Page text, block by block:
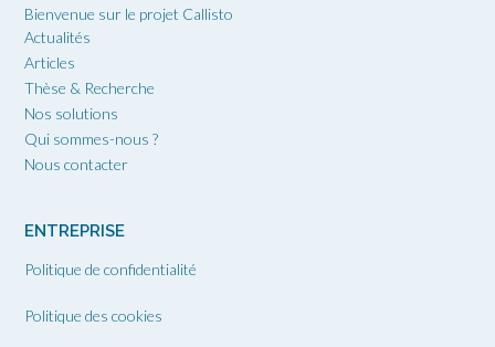
Bienvenue sur le projet Callisto
Actualités
Articles
Thèse & Recherche
Nos solutions
Qui sommes-nous ?
Nous contacter
ENTREPRISE
Politique de confidentialité
Politique des cookies